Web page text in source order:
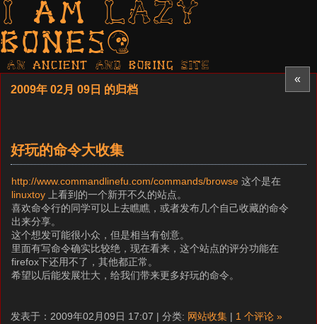
I am LAZY
bones?
AN ancient AND boring SITE
«
2009年 02月 09日 的归档
好玩的命令大收集
http://www.commandlinefu.com/commands/browse 这个是在
linuxtoy 上看到的一个新开不久的站点。
喜欢命令行的同学可以上去瞧瞧，或者发布几个自己收藏的命令
出来分享。
这个想发可能很小众，但是相当有创意。
里面有写命令确实比较绝，现在看来，这个站点的评分功能在
firefox下还用不了，其他都正常。
希望以后能发展壮大，给我们带来更多好玩的命令。
发表于：2009年02月09日 17:07 | 分类: 网站收集 | 1 个评论 »